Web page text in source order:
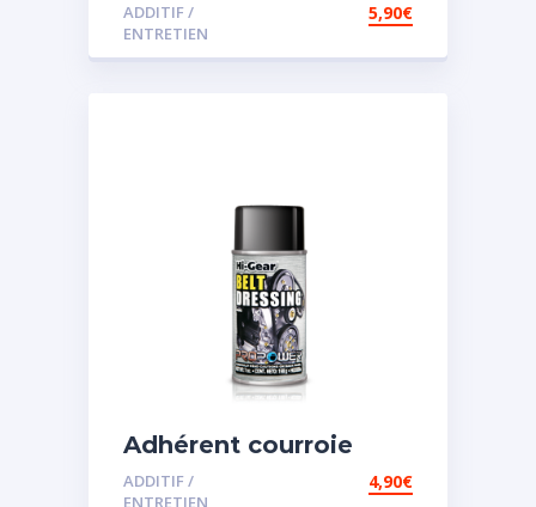
ADDITIF /
ENTRETIEN
5,90€
Adhérent courroie
ADDITIF /
ENTRETIEN
4,90€